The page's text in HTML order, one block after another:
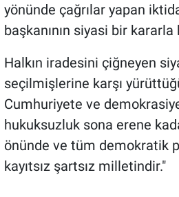
yönünde çağrılar yapan
başkanının siyasi bir
Halkın iradesini çiğneyen
seçilmişlerine karşı
Cumhuriyete ve
hukuksuzluk sona erene
önünde ve tüm demokratik
kayıtsız şartsız milletindir."